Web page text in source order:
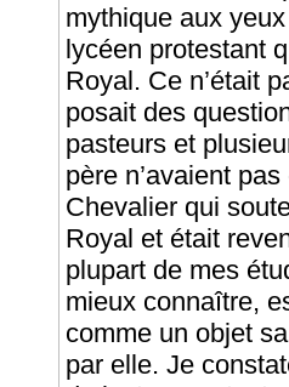
mythique aux
lycéen protestant
Royal. Ce n’était
posait des
pasteurs et
père n’avaient
Chevalier qui
Royal et était
plupart de mes
mieux connaître,
comme un objet
par elle. Je